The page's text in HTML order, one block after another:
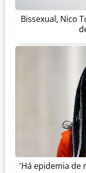
Bissexual, Nico
'Há epidemia de